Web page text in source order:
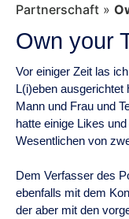
Partnerschaft »
Own your
Vor einiger Zeit las
L(i)eben ausgerichtet
Mann und Frau und
hatte einige Likes
Wesentlichen von
Dem Verfasser des
ebenfalls mit dem
der aber mit den